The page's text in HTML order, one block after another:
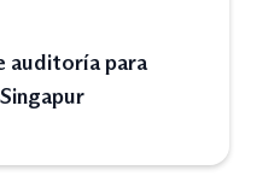
auditoría para